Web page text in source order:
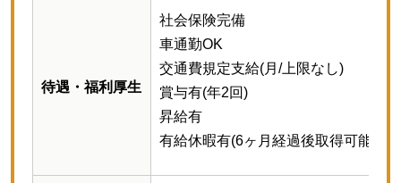
待遇・福利厚生
社会保険完備
車通勤OK
交通費規定支給(月/上限なし)
賞与有(年2回)
昇給有
有給休暇有(6ヶ月経過後取得可能)